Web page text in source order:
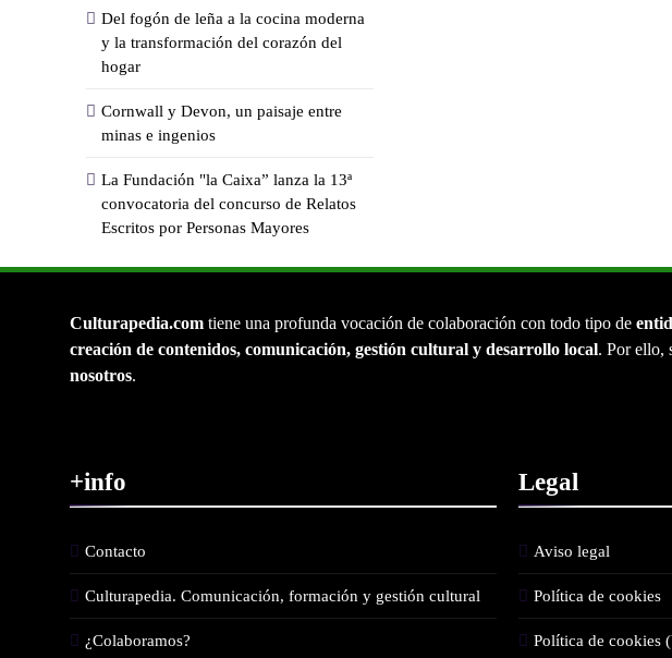
Del fogón de leña a la cocina moderna
y la transformación del corazón del
hogar
Cornwall y Devon, un paisaje entre
minas e ingenios
La Fundación "la Caixa” lanza la 13ª
convocatoria del concurso de Relatos
Escritos por Personas Mayores
Culturapedia.com tiene una profunda vocación de colaboración con todo tipo de
creación de contenidos, comunicación, gestión cultural y desarrollo local. Por ello,
nosotros.
+info
Contacto
Culturapedia. Comunicación, formación y gestión cultural
¿Colaboramos?
Legal
Aviso legal
Política de cookies
Política de cookies